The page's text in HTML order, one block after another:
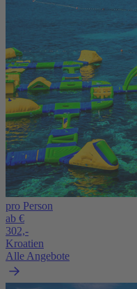
pro Person
ab €
302,-
Kroatien
Alle Angebote